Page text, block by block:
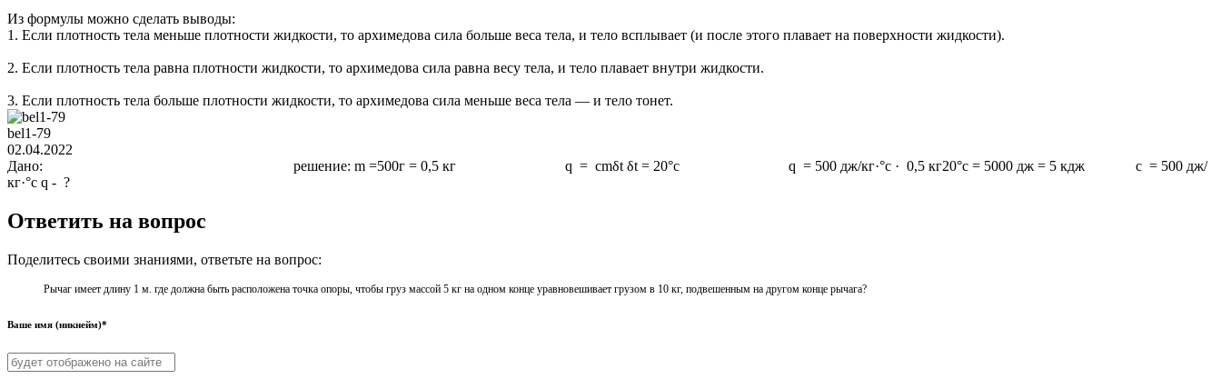
Из формулы можно сделать выводы:
1. Если плотность тела меньше плотности жидкости, то архимедова сила больше веса тела, и тело всплывает (и после этого плавает на поверхности жидкости).
2. Если плотность тела равна плотности жидкости, то архимедова сила равна весу тела, и тело плавает внутри жидкости.
3. Если плотность тела больше плотности жидкости, то архимедова сила меньше веса тела — и тело тонет.
bel1-79
02.04.2022
Дано: решение: m =500г = 0,5 кг q = cmδt δt = 20°с q = 500 дж/кг·°с · 0,5 кг20°с = 5000 дж = 5 кдж c = 500 дж/
кг·°с q - ?
Ответить на вопрос
Поделитесь своими знаниями, ответьте на вопрос:
Рычаг имеет длину 1 м. где должна быть расположена точка опоры, чтобы груз массой 5 кг на одном конце уравновешивает грузом в 10 кг, подвешенным на другом конце рычага?
Ваше имя (никнейм)*